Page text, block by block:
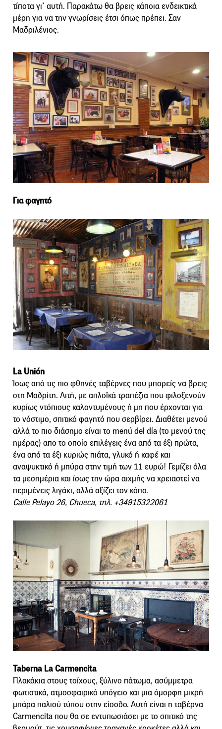
τίποτα γι’ αυτή. Παρακάτω θα βρεις κάποια ενδεικτικά
μέρη για να την γνωρίσεις έτσι όπως πρέπει. Σαν
Μαδριλένιος.
Για φαγητό
La Unión
Ίσως από τις πιο φθηνές ταβέρνες που μπορείς να βρεις
στη Μαδρίτη. Λιτή, με απλοϊκά τραπέζια που φιλοξενούν
κυρίως ντόπιους καλοντυμένους ή μη που έρχονται για
το νόστιμο, σπιτικό φαγητό που σερβίρει. Διαθέτει μενού
αλλά το πιο διάσημο είναι το menú del día (το μενού της
ημέρας) απο το οποίο επιλέγεις ένα από τα έξι πρώτα,
ένα από τα έξι κυριώς πιάτα, γλυκό ή καφέ και
αναψυκτικό ή μπύρα στην τιμή των 11 ευρώ! Γεμίζει όλα
τα μεσημέρια και ίσως την ώρα αιχμής να χρειαστεί να
περιμένεις λιγάκι, αλλά αξίζει τον κόπο.
Calle Pelayo 26, Chueca, τηλ. +34915322061
Taberna La Carmencita
Πλακάκια στους τοίχους, ξύλινο πάτωμα, ασύμμετρα
φωτιστικά, ατμοσφαιρικό υπόγειο και μια όμορφη μικρή
μπάρα παλιού τύπου στην είσοδο. Αυτή είναι η ταβέρνα
Carmencita που θα σε εντυπωσιάσει με το σπιτικό της